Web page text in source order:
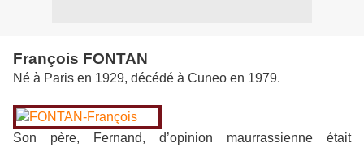
François FONTAN
Né à Paris en 1929, décédé à Cuneo en 1979.
Son père, Fernand, d’opinion maurrassienne était